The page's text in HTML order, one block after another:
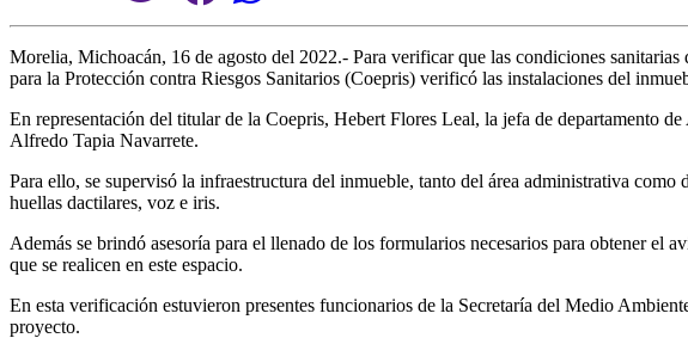
Morelia, Michoacán, 16 de agosto del 2022.- Para verificar que las condiciones
para la Protección contra Riesgos Sanitarios (Coepris) verificó las instalaciones del
En representación del titular de la Coepris, Hebert Flores Leal, la jefa de departamento
Alfredo Tapia Navarrete.
Para ello, se supervisó la infraestructura del inmueble, tanto del área administrativa
huellas dactilares, voz e iris.
Además se brindó asesoría para el llenado de los formularios necesarios para obtener
que se realicen en este espacio.
En esta verificación estuvieron presentes funcionarios de la Secretaría del Medio
proyecto.